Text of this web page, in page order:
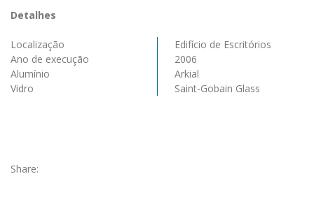
Detalhes
Localização
Ano de execução
Alumínio
Vidro
Edifício de Escritórios
2006
Arkial
Saint-Gobain Glass
Share: